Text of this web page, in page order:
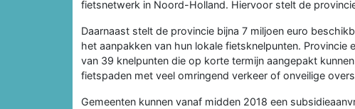
fietsnetwerk in Noord-Holland. Hiervoor stelt de
Daarnaast stelt de provincie bijna 7 miljoen euro
het aanpakken van hun lokale fietsknelpunten.
van 39 knelpunten die op korte termijn aangepakt
fietspaden met veel omringend verkeer of onveilige
Gemeenten kunnen vanaf midden 2018 een